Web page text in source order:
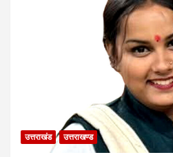
उत्तराखंड उत्तराखण्ड